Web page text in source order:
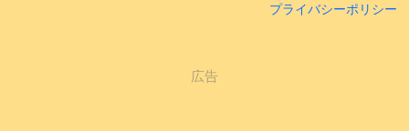
プライバシーポリシー
広告